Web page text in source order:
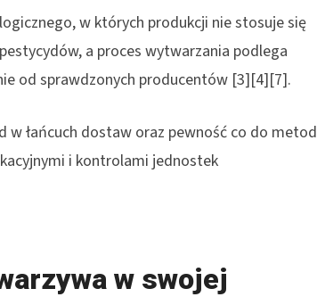
w których produkcji nie stosuje się
a proces wytwarzania podlega
od sprawdzonych producentów [3][4][7].
łańcuch dostaw oraz pewność co do metod
i kontrolami jednostek
w swojej